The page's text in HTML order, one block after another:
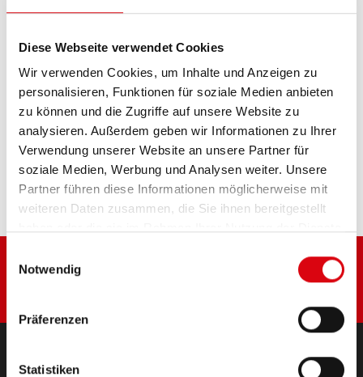
Diese Webseite verwendet Cookies
Wir verwenden Cookies, um Inhalte und Anzeigen zu
personalisieren, Funktionen für soziale Medien anbieten
zu können und die Zugriffe auf unsere Website zu
analysieren. Außerdem geben wir Informationen zu Ihrer
Verwendung unserer Website an unsere Partner für
soziale Medien, Werbung und Analysen weiter. Unsere
Partner führen diese Informationen möglicherweise mit
weiteren Daten zusammen, die Sie ihnen bereitgestellt
Notwendig
Präferenzen
Statistiken
Das Aushängeschild der Banner Markenqualität.
PRODUKTDETAILS >
Diese Batterie kaufen:
HÄNDLER & EINBAUSERVICE >